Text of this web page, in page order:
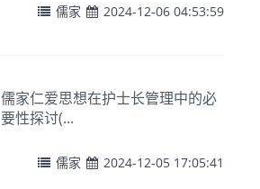
儒家 2024-12-06 04:53:59
儒家仁爱思想在护士长管理中的必
要性探讨(...
儒家 2024-12-05 17:05:41